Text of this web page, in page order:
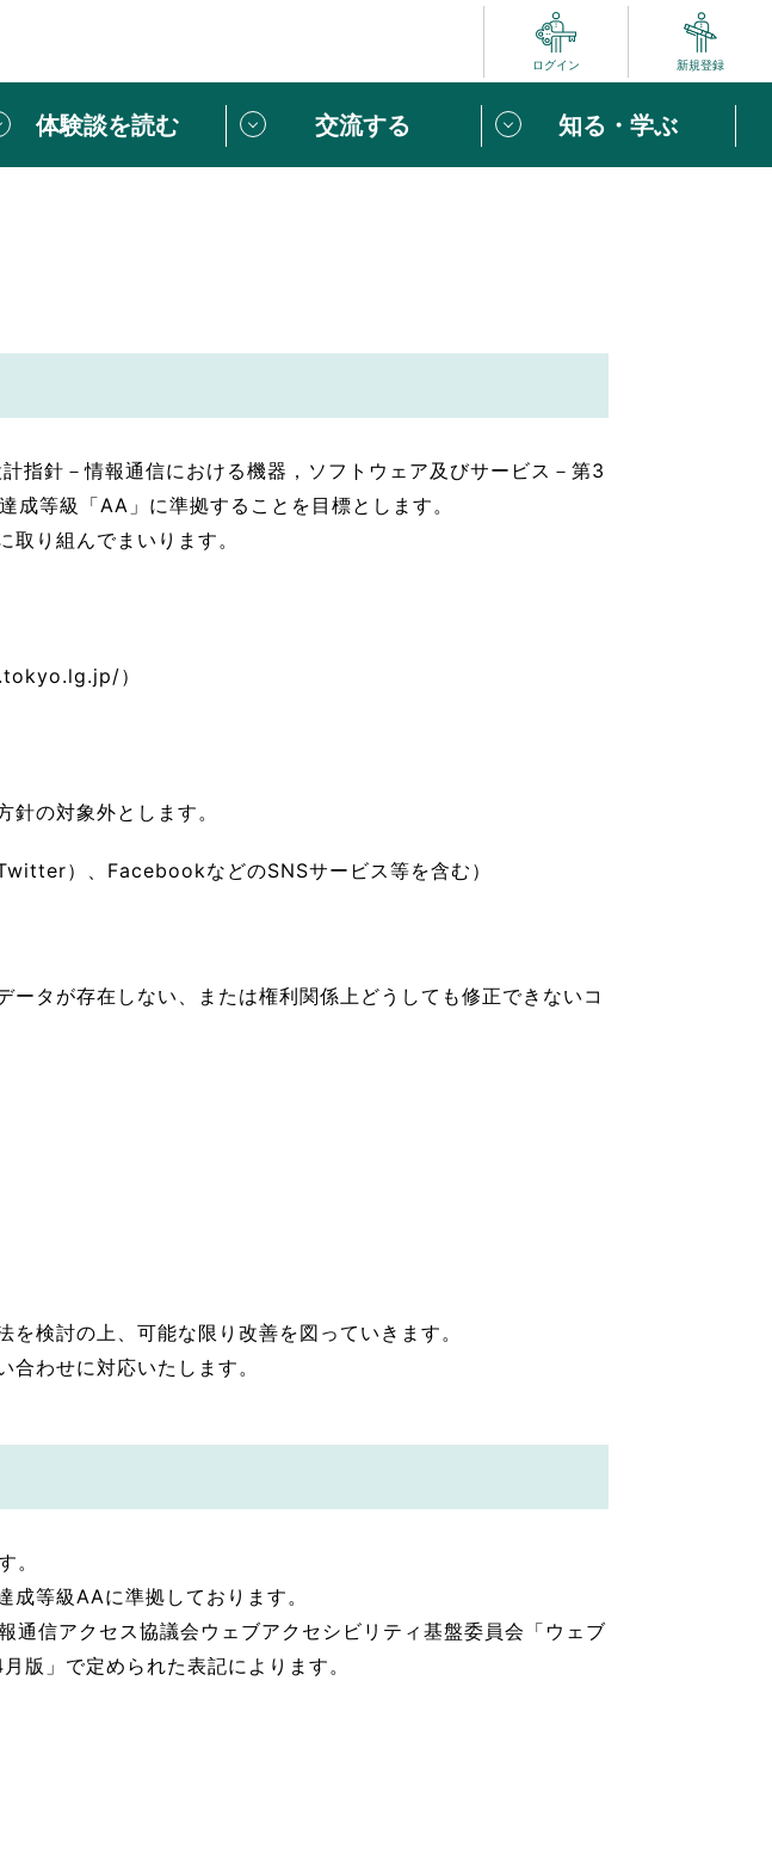
ログイン 新規登録
ボランティアはじめての方へ
ボランティアで心がけたい６つのこと
あなたにぴったりなボランティアをチェック！
ボランティア みんなのVOICE
体験談を読む 交流する 知る・学ぶ
スペシャルインタビュー
活動のヒント
針－情報通信における機器，ソフトウェア及びサービス－第3
等級「AA」に準拠することを目標とします。
り組んでまいります。
）
の対象外とします。
）、FacebookなどのSNSサービス等を含む）
タが存在しない、または権利関係上どうしても修正できないコ
検討の上、可能な限り改善を図っていきます。
わせに対応いたします。
。
等級AAに準拠しております。
信アクセス協議会ウェブアクセシビリティ基盤委員会「ウェブ
」で定められた表記によります。